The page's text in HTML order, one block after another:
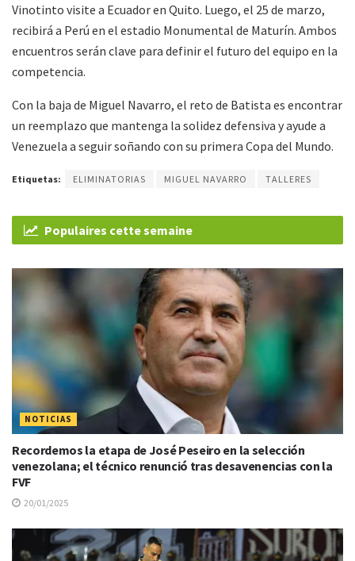
Vinotinto visite a Ecuador en Quito. Luego, el 25 de marzo,
recibirá a Perú en el estadio Monumental de Maturín. Ambos
encuentros serán clave para definir el futuro del equipo en la
competencia.
Con la baja de Miguel Navarro, el reto de Batista es encontrar
un reemplazo que mantenga la solidez defensiva y ayude a
Venezuela a seguir soñando con su primera Copa del Mundo.
Etiquetas: ELIMINATORIAS MIGUEL NAVARRO TALLERES
Populaires cette semaine
NOTICIAS
Recordemos la etapa de José Peseiro en la selección
venezolana; el técnico renunció tras desavenencias con la
FVF
20/01/2025